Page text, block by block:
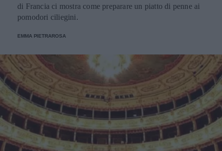
di Francia ci mostra come preparare un piatto di penne ai
pomodori ciliegini.
EMMA PIETRAROSA